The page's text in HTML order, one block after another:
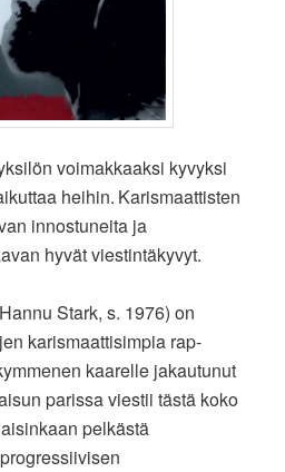
voimakkaaksi kyvyksi
heihin. Karismaattisten
innostuneita ja
hyvät viestintäkyvyt.
Stark, s. 1976) on
karismaattisimpia rap-
kaarelle jakautunut
parissa viestii tästä koko
pelkästä